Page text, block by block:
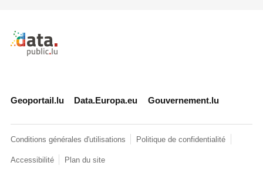
Retour à l'accueil de data.public.lu
Geoportail.lu Data.Europa.eu Gouvernement.lu
Conditions générales d'utilisations Politique de confidentialité
Accessibilité Plan du site